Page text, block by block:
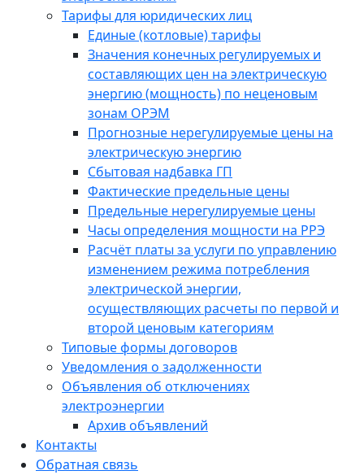
Тарифы для юридических лиц
Единые (котловые) тарифы
Значения конечных регулируемых и
составляющих цен на электрическую
энергию (мощность) по неценовым
зонам ОРЭМ
Прогнозные нерегулируемые цены на
электрическую энергию
Сбытовая надбавка ГП
Фактические предельные цены
Предельные нерегулируемые цены
Часы определения мощности на РРЭ
Расчёт платы за услуги по управлению
изменением режима потребления
электрической энергии,
осуществляющих расчеты по первой и
второй ценовым категориям
Типовые формы договоров
Уведомления о задолженности
Объявления об отключениях
электроэнергии
Архив объявлений
Контакты
Обратная связь